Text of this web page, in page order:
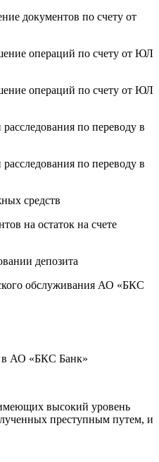
документов по счету от
операций по счету от ЮЛ
операций по счету от ЮЛ
по переводу в
по переводу в
средств
на остаток на счете
депозита
обслуживания АО «БКС
в АО «БКС Банк»
высокий уровень
преступным путем, и